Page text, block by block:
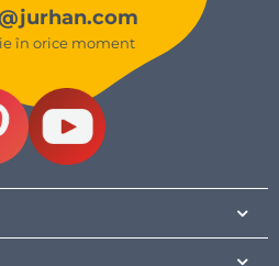
în orice moment